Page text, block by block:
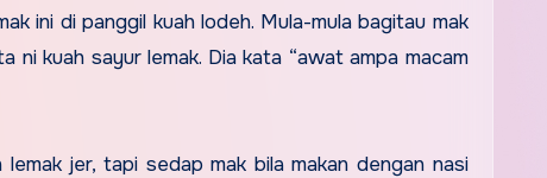
ini di panggil kuah lodeh. Mula-mula bagitau mak
ni kuah sayur lemak. Dia kata “awat ampa macam
lemak jer, tapi sedap mak bila makan dengan nasi